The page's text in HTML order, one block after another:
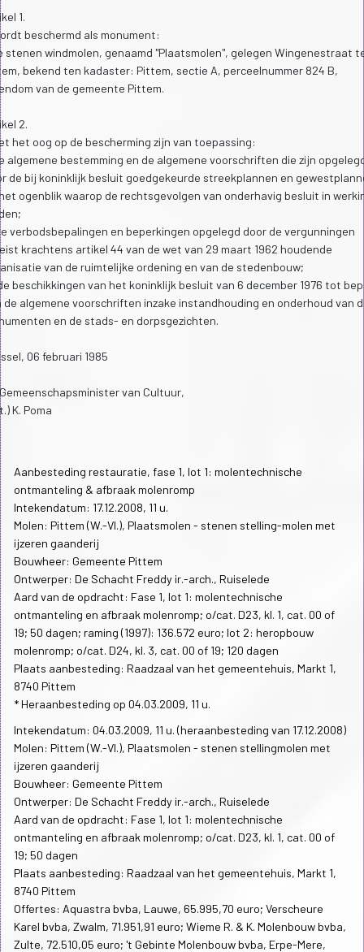
1.
beschermd als monument:
stenen windmolen, genaamd "Plaatsmolen", gelegen Wingenestraat
bekend ten kadaster: Pittem, sectie A, perceelnummer 824 B,
van de gemeente Pittem.
2.
het oog op de bescherming zijn van toepassing:
algemene bestemming en de algemene voorschriften die zijn
de bij koninklijk besluit goedgekeurde streekplannen en
ogenblik waarop de rechtsgevolgen van onderhavig besluit in
verbodsbepalingen en beperkingen opgelegd door de vergunningen
krachtens artikel 44 van de wet van 29 maart 1962 houdende
van de ruimtelijke ordening en van de stedenbouw;
beschikkingen van het koninklijk besluit van 6 december 1976 tot
de algemene voorschriften inzake instandhouding en onderhoud van
en de stads- en dorpsgezichten.
06 februari 1985
van Cultuur,
K. Poma
Aanbesteding restauratie, fase 1, lot 1: molentechnische
ontmanteling & afbraak molenromp
Intekendatum: 17.12.2008, 11 u.
Molen: Pittem (W.-Vl.), Plaatsmolen - stenen stelling-molen met
ijzeren gaanderij
Bouwheer: Gemeente Pittem
Ontwerper: De Schacht Freddy ir.-arch., Ruiselede
Aard van de opdracht: Fase 1, lot 1: molentechnische
ontmanteling en afbraak molenromp; o/cat. D23, kl. 1, cat. 00 of
19; 50 dagen; raming (1997): 136.572 euro; lot 2: heropbouw
molenromp; o/cat. D24, kl. 3, cat. 00 of 19; 120 dagen
Plaats aanbesteding: Raadzaal van het gemeentehuis, Markt 1,
8740 Pittem
* Heraanbesteding op 04.03.2009, 11 u.
Intekendatum: 04.03.2009, 11 u. (heraanbesteding van 17.12.2008)
Molen: Pittem (W.-Vl.), Plaatsmolen - stenen stellingmolen met
ijzeren gaanderij
Bouwheer: Gemeente Pittem
Ontwerper: De Schacht Freddy ir.-arch., Ruiselede
Aard van de opdracht: Fase 1, lot 1: molentechnische
ontmanteling en afbraak molenromp; o/cat. D23, kl. 1, cat. 00 of
19; 50 dagen
Plaats aanbesteding: Raadzaal van het gemeentehuis, Markt 1,
8740 Pittem
Offertes: Aquastra bvba, Lauwe, 65.995,70 euro; Verscheure
Karel bvba, Zwalm, 71.951,91 euro; Wieme R. & K. Molenbouw bvba,
Zulte, 72.510,05 euro; 't Gebinte Molenbouw bvba, Erpe-Mere,